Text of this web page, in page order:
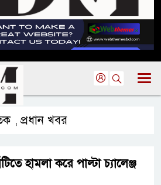
, প্রধান খবর
হামলা করে পাল্টা চ্যালেঞ্জ